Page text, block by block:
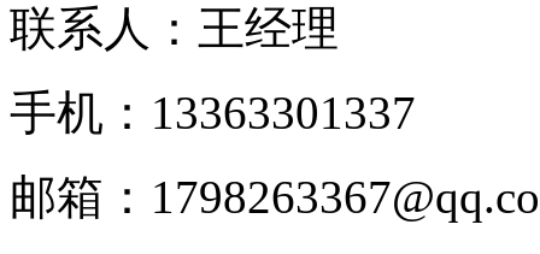
联系人：王经理
手机：13363301337
邮箱：